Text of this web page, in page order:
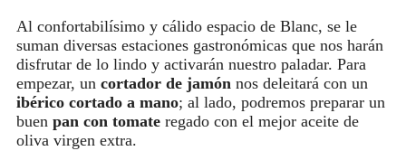
Al confortabilísimo y cálido espacio de Blanc, se le
suman diversas estaciones gastronómicas que nos harán
disfrutar de lo lindo y activarán nuestro paladar. Para
empezar, un cortador de jamón nos deleitará con un
ibérico cortado a mano; al lado, podremos preparar un
buen pan con tomate regado con el mejor aceite de
oliva virgen extra.